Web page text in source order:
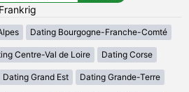
Dating Bourgogne-Franche-Comté
Centre-Val de Loire Dating Corse
Dating Grand Est Dating Grande-Terre